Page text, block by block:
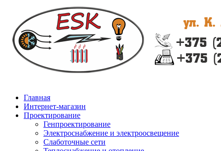
Главная
Интернет-магазин
Проектирование
Генпроектирование
Электроснабжение и электроосвещение
Слаботочные сети